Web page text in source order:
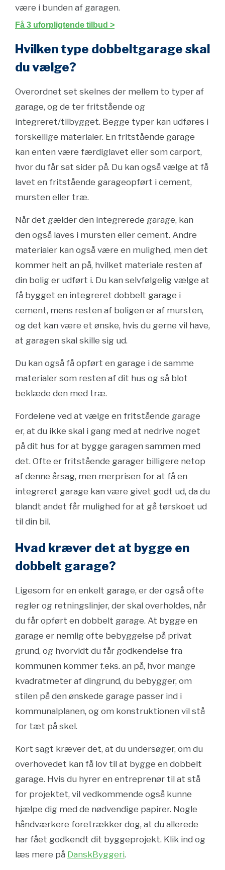
være i bunden af garagen.
Få 3 uforpligtende tilbud >
Hvilken type dobbeltgarage skal
du vælge?
Overordnet set skelnes der mellem to typer af
garage, og de ter fritstående og
integreret/tilbygget. Begge typer kan udføres i
forskellige materialer. En fritstående garage
kan enten være færdiglavet eller som carport,
hvor du får sat sider på. Du kan også vælge at få
lavet en fritstående garageopført i cement,
mursten eller træ.
Når det gælder den integrerede garage, kan
den også laves i mursten eller cement. Andre
materialer kan også være en mulighed, men det
kommer helt an på, hvilket materiale resten af
din bolig er udført i. Du kan selvfølgelig vælge at
få bygget en integreret dobbelt garage i
cement, mens resten af boligen er af mursten,
og det kan være et ønske, hvis du gerne vil have,
at garagen skal skille sig ud.
Du kan også få opført en garage i de samme
materialer som resten af dit hus og så blot
beklæde den med træ.
Fordelene ved at vælge en fritstående garage
er, at du ikke skal i gang med at nedrive noget
på dit hus for at bygge garagen sammen med
det. Ofte er fritstående garager billigere netop
af denne årsag, men merprisen for at få en
integreret garage kan være givet godt ud, da du
blandt andet får mulighed for at gå tørskoet ud
til din bil.
Hvad kræver det at bygge en
dobbelt garage?
Ligesom for en enkelt garage, er der også ofte
regler og retningslinjer, der skal overholdes, når
du får opført en dobbelt garage. At bygge en
garage er nemlig ofte bebyggelse på privat
grund, og hvorvidt du får godkendelse fra
kommunen kommer f.eks. an på, hvor mange
kvadratmeter af dingrund, du bebygger, om
stilen på den ønskede garage passer ind i
kommunalplanen, og om konstruktionen vil stå
for tæt på skel.
Kort sagt kræver det, at du undersøger, om du
overhovedet kan få lov til at bygge en dobbelt
garage. Hvis du hyrer en entreprenør til at stå
for projektet, vil vedkommende også kunne
hjælpe dig med de nødvendige papirer. Nogle
håndværkere foretrækker dog, at du allerede
har fået godkendt dit byggeprojekt. Klik ind og
læs mere på DanskByggeri.